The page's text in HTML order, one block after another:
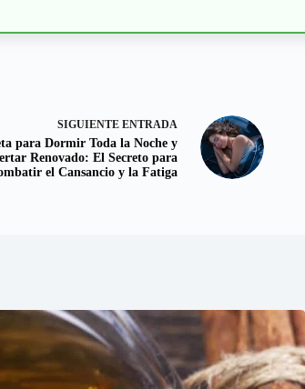
SIGUIENTE ENTRADA
para Dormir Toda la Noche y
Renovado: El Secreto para
el Cansancio y la Fatiga